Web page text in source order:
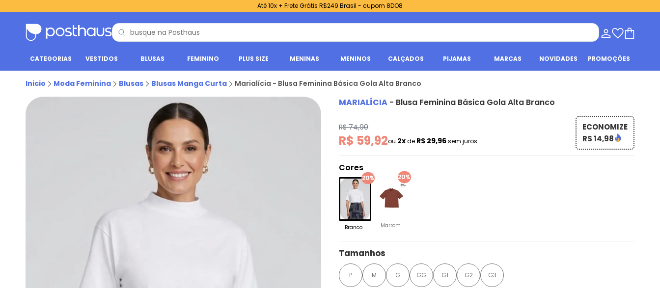
Até 10x + Frete Grátis R$249 Brasil - cupom 8DO8
CATEGORIAS VESTIDOS BLUSAS FEMININO PLUS SIZE MENINAS MENINOS CALÇADOS PIJAMAS MARCAS NOVIDADES PROMOÇÕES
Inicio Moda Feminina Blusas Blusas Manga Curta Marialícia - Blusa Feminina Básica Gola Alta Branco
MARIALÍCIA - Blusa Feminina Básica Gola Alta Branco
R$ 74,90
R$ 59,92ou 2xde R$ 29,96sem juros
ECONOMIZE
R$ 14,98
Cores
20%
Branco
20%
Marrom
Tamanhos
P M G GG G1 G2 G3